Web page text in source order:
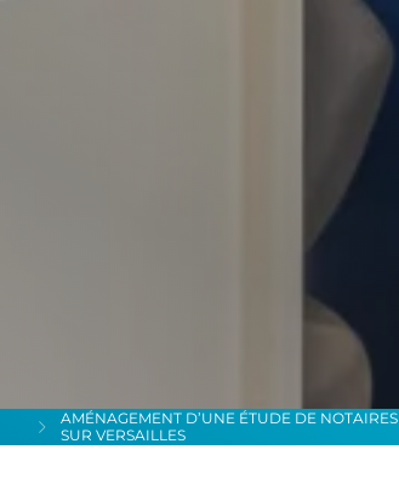
AMÉNAGEMENT D’UNE ÉTUDE DE NOTAIRES
SUR VERSAILLES